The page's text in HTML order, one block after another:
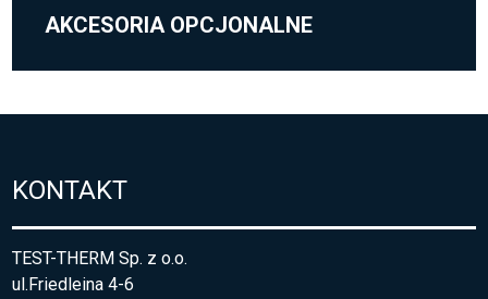
AKCESORIA OPCJONALNE
KONTAKT
TEST-THERM Sp. z o.o.
ul.Friedleina 4-6